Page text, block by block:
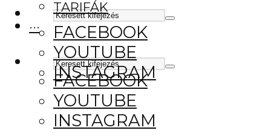
FACEBOOK
YOUTUBE
INSTAGRAM
TARIFÁK
···
FACEBOOK
YOUTUBE
INSTAGRAM